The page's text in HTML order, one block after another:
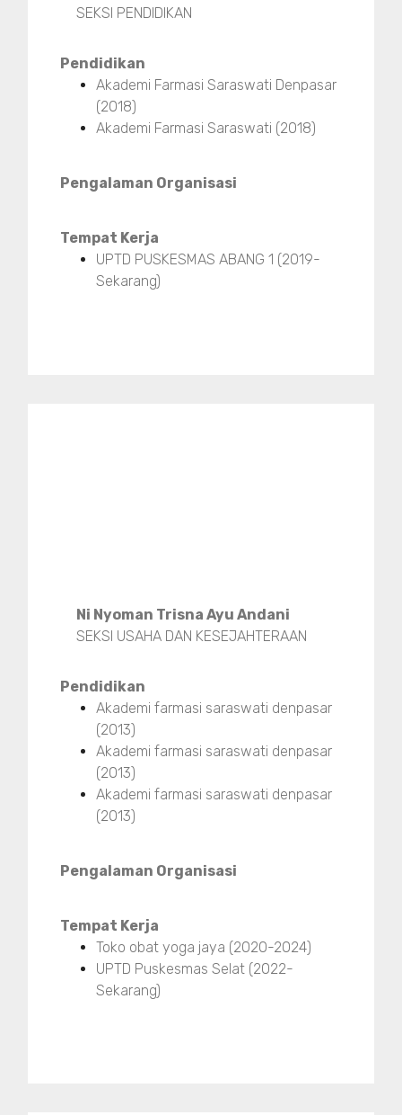
SEKSI PENDIDIKAN
Pendidikan
Akademi Farmasi Saraswati Denpasar
(2018)
Akademi Farmasi Saraswati (2018)
Pengalaman Organisasi
Tempat Kerja
UPTD PUSKESMAS ABANG 1 (2019-
Sekarang)
Ni Nyoman Trisna Ayu Andani
SEKSI USAHA DAN KESEJAHTERAAN
Pendidikan
Akademi farmasi saraswati denpasar
(2013)
Akademi farmasi saraswati denpasar
(2013)
Akademi farmasi saraswati denpasar
(2013)
Pengalaman Organisasi
Tempat Kerja
Toko obat yoga jaya (2020-2024)
UPTD Puskesmas Selat (2022-
Sekarang)